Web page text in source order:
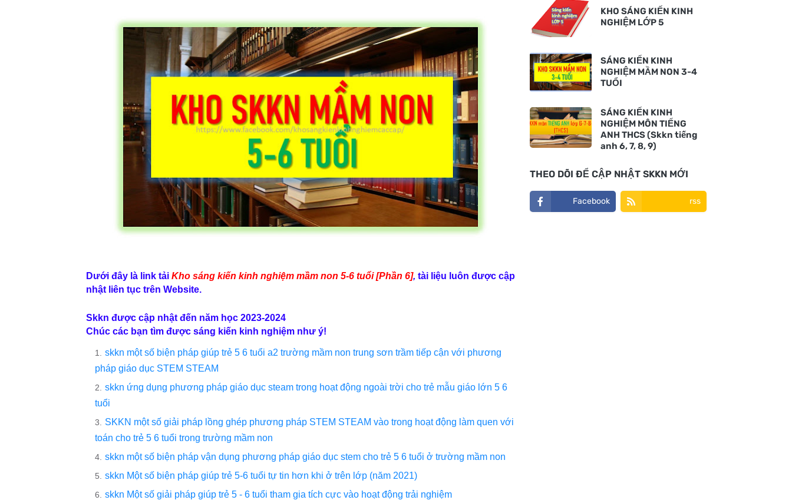
Dưới đây là link tải Kho sáng kiến kinh nghiệm mầm non 5-6 tuổi [Phần 6], tài liệu luôn được cập
nhật liên tục trên Website.
Skkn được cập nhật đến năm học 2023-2024
Chúc các bạn tìm được sáng kiến kinh nghiệm như ý!
skkn một số biện pháp giúp trẻ 5 6 tuổi a2 trường mầm non trung sơn trầm tiếp cận với phương
pháp giáo dục STEM STEAM
skkn ứng dụng phương pháp giáo dục steam trong hoạt động ngoài trời cho trẻ mẫu giáo lớn 5 6
tuổi
SKKN một số giải pháp lồng ghép phương pháp STEM STEAM vào trong hoạt động làm quen với
toán cho trẻ 5 6 tuổi trong trường mầm non
skkn một số biện pháp vận dụng phương pháp giáo dục stem cho trẻ 5 6 tuổi ở trường mầm non
skkn Một số biện pháp giúp trẻ 5-6 tuổi tự tin hơn khi ở trên lớp (năm 2021)
skkn Một số giải pháp giúp trẻ 5 - 6 tuổi tham gia tích cực vào hoạt động trải nghiệm
KHO SÁNG KIẾN KINH
NGHIỆM LỚP 5
SÁNG KIẾN KINH
NGHIỆM MẦM NON 3-4
TUỔI
SÁNG KIẾN KINH
NGHIỆM MÔN TIẾNG
ANH THCS (Skkn tiếng
anh 6, 7, 8, 9)
THEO DÕI ĐỂ CẬP NHẬT SKKN MỚI
Facebook rss